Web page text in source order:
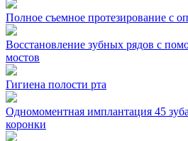
Полное съемное протезирование с
Восстановление зубных рядов с
мостов
Гигиена полости рта
Одномоментная имплантация 45
коронки